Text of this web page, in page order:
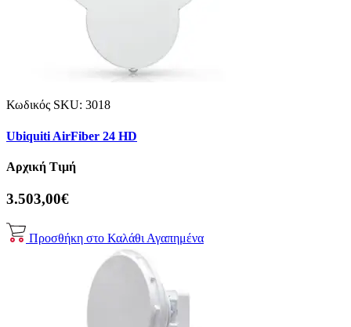
Κωδικός SKU: 3018
Ubiquiti AirFiber 24 HD
Αρχική Τιμή
3.503,00€
Προσθήκη στο Καλάθι Αγαπημένα